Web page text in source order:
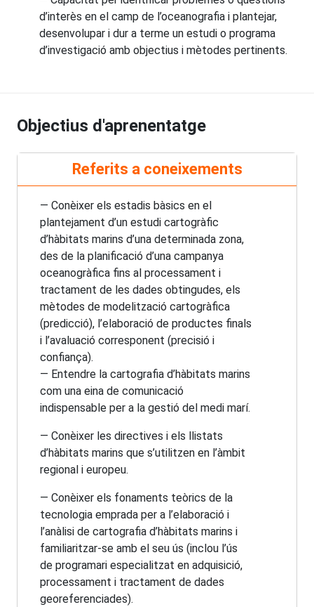
d’interès en el camp de l’oceanografia i plantejar,
desenvolupar i dur a terme un estudi o programa
d’investigació amb objectius i mètodes pertinents.
Objectius d'aprenentatge
Referits a coneixements
— Conèixer els estadis bàsics en el
plantejament d’un estudi cartogràfic
d’hàbitats marins d’una determinada zona,
des de la planificació d’una campanya
oceanogràfica fins al processament i
tractament de les dades obtingudes, els
mètodes de modelització cartogràfica
(predicció), l’elaboració de productes finals
i l’avaluació corresponent (precisió i
confiança).
— Entendre la cartografia d’hàbitats marins
com una eina de comunicació
indispensable per a la gestió del medi marí.
— Conèixer les directives i els llistats
d’hàbitats marins que s’utilitzen en l’àmbit
regional i europeu.
— Conèixer els fonaments teòrics de la
tecnologia emprada per a l’elaboració i
l’anàlisi de cartografia d’hàbitats marins i
familiaritzar-se amb el seu ús (inclou l’ús
de programari especialitzat en adquisició,
processament i tractament de dades
georeferenciades).